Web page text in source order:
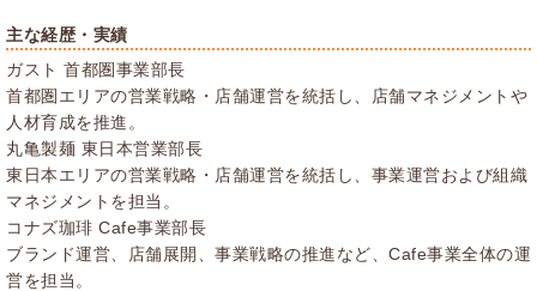
主な経歴・実績
ガスト 首都圏事業部長
首都圏エリアの営業戦略・店舗運営を統括し、店舗マネジメントや
人材育成を推進。
丸亀製麺 東日本営業部長
東日本エリアの営業戦略・店舗運営を統括し、事業運営および組織
マネジメントを担当。
コナズ珈琲 Cafe事業部長
ブランド運営、店舗展開、事業戦略の推進など、Cafe事業全体の運
営を担当。